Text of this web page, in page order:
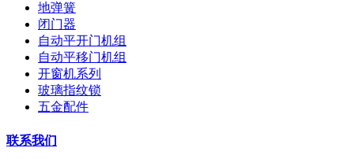
地弹簧
闭门器
自动平开门机组
自动平移门机组
开窗机系列
玻璃指纹锁
五金配件
联系我们